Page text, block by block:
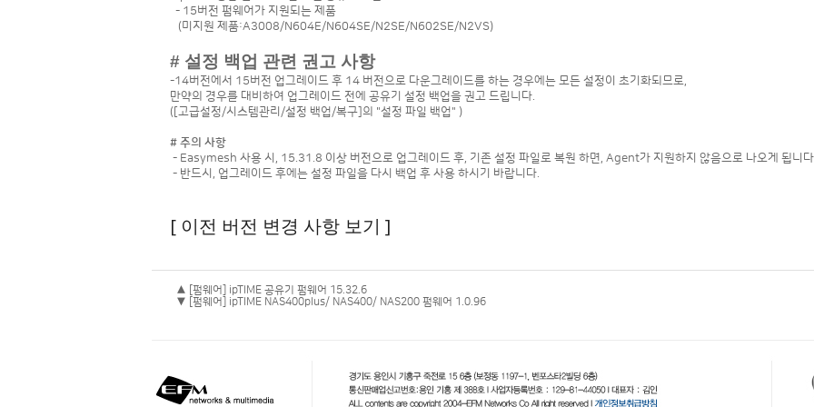
- 15버전 펌웨어가 지원되는 제품
(미지원 제품:A3008/N604E/N604SE/N2SE/N602SE/N2VS)
# 설정 백업 관련 권고 사항
-14버전에서 15버전 업그레이드 후 14 버전으로 다운그레이드를 하는 경우에는 모든 설정이 초기화되므로,
만약의 경우를 대비하여 업그레이드 전에 공유기 설정 백업을 권고 드립니다.
([고급설정/시스템관리/설정 백업/복구]의 "설정 파일 백업" )
# 주의 사항
- Easymesh 사용 시, 15.31.8 이상 버전으로 업그레이드 후, 기존 설정 파일로 복원 하면, Agent가 지원하지 않음으로 나오게 됩니
- 반드시, 업그레이드 후에는 설정 파일을 다시 백업 후 사용 하시기 바랍니다.
[ 이전 버전 변경 사항 보기 ]
▲ [펌웨어] ipTIME 공유기 펌웨어 15.32.6
▼ [펌웨어] ipTIME NAS400plus/ NAS400/ NAS200 펌웨어 1.0.96